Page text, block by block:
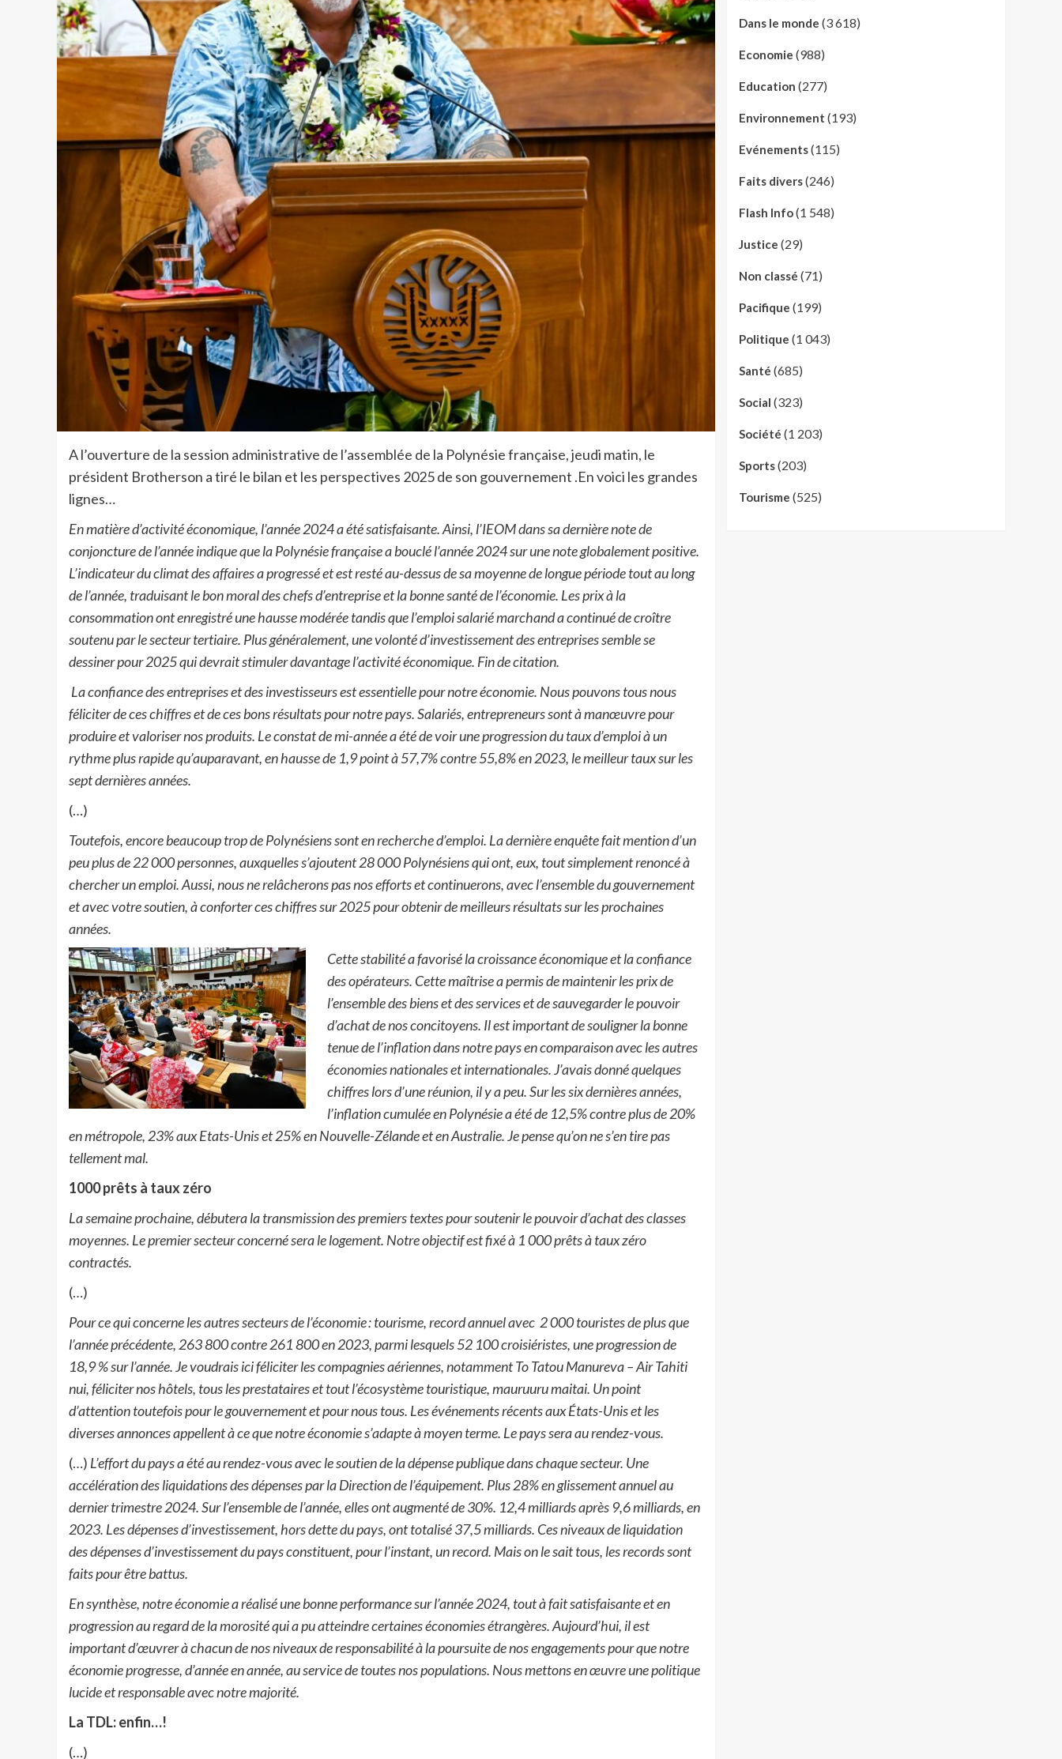
A l’ouverture de la session administrative de l’assemblée de la Polynésie française, jeudi matin, le
président Brotherson a tiré le bilan et les perspectives 2025 de son gouvernement .En voici les grandes
lignes…
En matière d’activité économique, l’année 2024 a été satisfaisante.Ainsi, l’IEOM dans sa dernière note de
conjoncture de l’année indique que la Polynésie française a bouclé l’année 2024 sur une note globalement positive.
L’indicateur du climat des affaires a progressé et est resté au-dessus de sa moyenne de longue période tout au long
de l’année, traduisant le bon moral des chefs d’entreprise et la bonne santé de l’économie. Les prix à la
consommation ont enregistré une hausse modérée tandis que l’emploi salarié marchand a continué de croître
soutenu par le secteur tertiaire. Plus généralement, une volonté d’investissement des entreprises semble se
dessiner pour 2025 qui devrait stimuler davantage l’activité économique. Fin de citation.
La confiance des entreprises et des investisseurs est essentielle pour notre économie. Nous pouvons tous nous
féliciter de ces chiffres et de ces bons résultats pour notre pays. Salariés, entrepreneurs sont à manœuvre pour
produire et valoriser nos produits. Le constat de mi-année a été de voir une progression du taux d’emploi à un
rythme plus rapide qu’auparavant, en hausse de 1,9 point à 57,7% contre 55,8% en 2023, le meilleur taux sur les
sept dernières années.
(…)
Toutefois, encore beaucoup trop de Polynésiens sont en recherche d’emploi. La dernière enquête fait mention d’un
peu plus de 22 000 personnes, auxquelles s’ajoutent 28 000 Polynésiens qui ont, eux, tout simplement renoncé à
chercher un emploi. Aussi, nous ne relâcherons pas nos efforts et continuerons, avec l’ensemble du gouvernement
et avec votre soutien, à conforter ces chiffres sur 2025 pour obtenir de meilleurs résultats sur les prochaines
années.
Cette stabilité a favorisé la croissance économique et la confiance
des opérateurs. Cette maîtrise a permis de maintenir les prix de
l’ensemble des biens et des services et de sauvegarder le pouvoir
d’achat de nos concitoyens. Il est important de souligner la bonne
tenue de l’inflation dans notre pays en comparaison avec les autres
économies nationales et internationales. J’avais donné quelques
chiffres lors d’une réunion, il y a peu. Sur les six dernières années,
l’inflation cumulée en Polynésie a été de 12,5% contre plus de 20%
en métropole, 23% aux Etats-Unis et 25% en Nouvelle-Zélande et en Australie. Je pense qu’on ne s’en tire pas
tellement mal.
1000 prêts à taux zéro
La semaine prochaine, débutera la transmission des premiers textes pour soutenir le pouvoir d’achat des classes
moyennes. Le premier secteur concerné sera le logement. Notre objectif est fixé à 1 000 prêts à taux zéro
contractés.
(…)
Pour ce qui concerne les autres secteurs de l’économie : tourisme, record annuel avec 2 000 touristes de plus que
l’année précédente, 263 800 contre 261 800 en 2023, parmi lesquels 52 100 croisiéristes, une progression de
18,9 % sur l’année. Je voudrais ici féliciter les compagnies aériennes, notamment To Tatou Manureva – Air Tahiti
nui, féliciter nos hôtels, tous les prestataires et tout l’écosystème touristique, mauruuru maitai. Un point
d’attention toutefois pour le gouvernement et pour nous tous. Les événements récents aux États-Unis et les
diverses annonces appellent à ce que notre économie s’adapte à moyen terme. Le pays sera au rendez-vous.
(…) L’effort du pays a été au rendez-vous avec le soutien de la dépense publique dans chaque secteur. Une
accélération des liquidations des dépenses par la Direction de l’équipement. Plus 28% en glissement annuel au
dernier trimestre 2024. Sur l’ensemble de l’année, elles ont augmenté de 30%. 12,4 milliards après 9,6 milliards, en
2023. Les dépenses d’investissement, hors dette du pays, ont totalisé 37,5 milliards. Ces niveaux de liquidation
des dépenses d’investissement du pays constituent, pour l’instant, un record. Mais on le sait tous, les records sont
faits pour être battus.
En synthèse, notre économie a réalisé une bonne performance sur l’année 2024, tout à fait satisfaisante et en
progression au regard de la morosité qui a pu atteindre certaines économies étrangères. Aujourd’hui, il est
important d’œuvrer à chacun de nos niveaux de responsabilité à la poursuite de nos engagements pour que notre
économie progresse, d’année en année, au service de toutes nos populations. Nous mettons en œuvre une politique
lucide et responsable avec notre majorité.
La TDL: enfin…!
(…)
Dans le monde (3 618)
Economie (988)
Education (277)
Environnement (193)
Evénements(115)
Faits divers(246)
Flash Info(1 548)
Justice (29)
Non classé (71)
Pacifique (199)
Politique (1 043)
Santé (685)
Social (323)
Société (1 203)
Sports(203)
Tourisme (525)